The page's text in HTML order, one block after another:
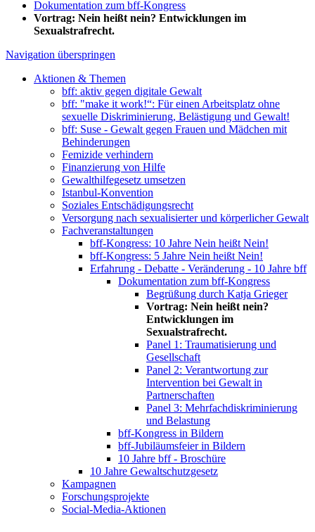
Dokumentation zum bff-Kongress
Vortrag: Nein heißt nein? Entwicklungen im
Sexualstrafrecht.
Navigation überspringen
Aktionen & Themen
bff: aktiv gegen digitale Gewalt
bff: "make it work!“: Für einen Arbeitsplatz ohne
sexuelle Diskriminierung, Belästigung und Gewalt!
bff: Suse - Gewalt gegen Frauen und Mädchen mit
Behinderungen
Femizide verhindern
Finanzierung von Hilfe
Gewalthilfegesetz umsetzen
Istanbul-Konvention
Soziales Entschädigungsrecht
Versorgung nach sexualisierter und körperlicher Gewalt
Fachveranstaltungen
bff-Kongress: 10 Jahre Nein heißt Nein!
bff-Kongress: 5 Jahre Nein heißt Nein!
Erfahrung - Debatte - Veränderung - 10 Jahre bff
Dokumentation zum bff-Kongress
Begrüßung durch Katja Grieger
Vortrag: Nein heißt nein?
Entwicklungen im
Sexualstrafrecht.
Panel 1: Traumatisierung und
Gesellschaft
Panel 2: Verantwortung zur
Intervention bei Gewalt in
Partnerschaften
Panel 3: Mehrfachdiskriminierung
und Belastung
bff-Kongress in Bildern
bff-Jubiläumsfeier in Bildern
10 Jahre bff - Broschüre
10 Jahre Gewaltschutzgesetz
Kampagnen
Forschungsprojekte
Social-Media-Aktionen